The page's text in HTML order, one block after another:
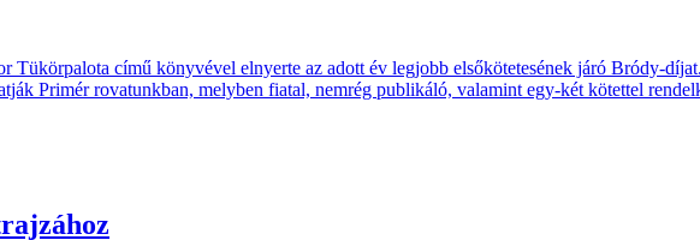
Tükör­palota című köny­vével elnyerte az adott év legjobb első­köte­tesé­nek járó Bródy-
Primér rova­tunkban, melyben fiatal, nemrég publi­káló, vala­mint egy-két kötet­tel